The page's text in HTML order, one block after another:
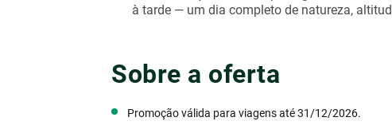
à tarde — um dia completo de natureza,
Sobre a oferta
Promoção válida para viagens até 31/12/2026.